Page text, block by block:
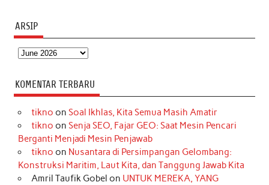
ARSIP
Arsip
KOMENTAR TERBARU
tikno on Soal Ikhlas, Kita Semua Masih Amatir
tikno on Senja SEO, Fajar GEO: Saat Mesin Pencari
Berganti Menjadi Mesin Penjawab
tikno on Nusantara di Persimpangan Gelombang:
Konstruksi Maritim, Laut Kita, dan Tanggung Jawab Kita
Amril Taufik Gobel on UNTUK MEREKA, YANG